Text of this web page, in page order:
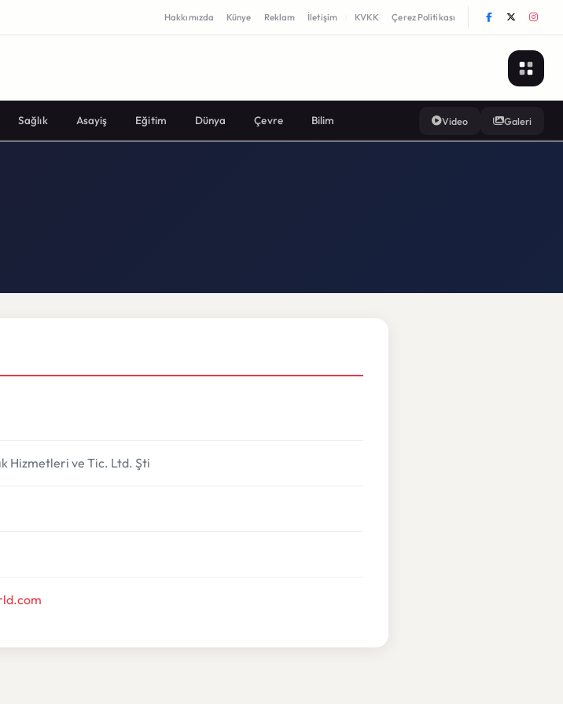
Hakkımızda Künye Reklam İletişim KVKK Çerez Politikası
Sağlık Asayiş Eğitim Dünya Çevre Bilim Video Galeri
Hizmetleri ve Tic. Ltd. Şti